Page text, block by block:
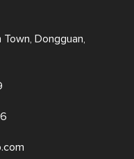
Town, Dongguan,